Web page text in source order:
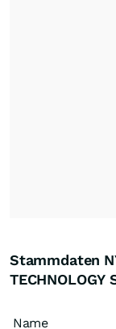
Stammdaten
TECHNOLOGY
Name